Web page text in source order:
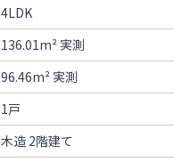
4LDK
136.01m² 実測
96.46m² 実測
1戸
木造 2階建て